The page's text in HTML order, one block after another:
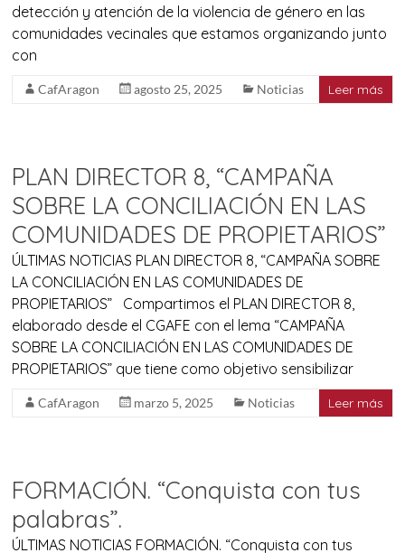
detección y atención de la violencia de género en las
comunidades vecinales que estamos organizando junto
con
CafAragon agosto 25, 2025 Noticias Leer más
PLAN DIRECTOR 8, “CAMPAÑA
SOBRE LA CONCILIACIÓN EN LAS
COMUNIDADES DE PROPIETARIOS”
ÚLTIMAS NOTICIAS PLAN DIRECTOR 8, “CAMPAÑA SOBRE
LA CONCILIACIÓN EN LAS COMUNIDADES DE
PROPIETARIOS” Compartimos el PLAN DIRECTOR 8,
elaborado desde el CGAFE con el lema “CAMPAÑA
SOBRE LA CONCILIACIÓN EN LAS COMUNIDADES DE
PROPIETARIOS” que tiene como objetivo sensibilizar
CafAragon marzo 5, 2025 Noticias Leer más
FORMACIÓN. “Conquista con tus
palabras”.
ÚLTIMAS NOTICIAS FORMACIÓN. “Conquista con tus